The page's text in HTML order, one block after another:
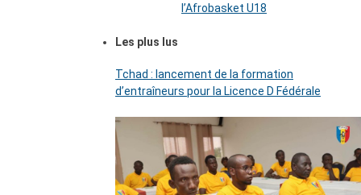
l’Afrobasket U18
Les plus lus
Tchad : lancement de la formation
d’entraîneurs pour la Licence D Fédérale